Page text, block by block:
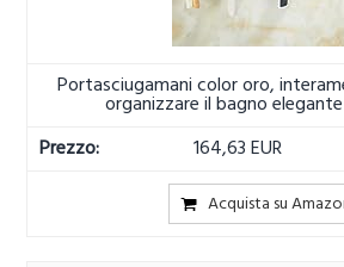
Portasciugamani color oro,
organizzare il bagno
164,63 EUR
Acquista su